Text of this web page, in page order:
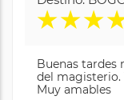
★★★
Buenas tardes
del magisterio.
Muy amables